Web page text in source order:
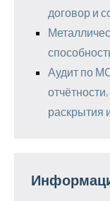
договор и
Аудит по
раскрытия